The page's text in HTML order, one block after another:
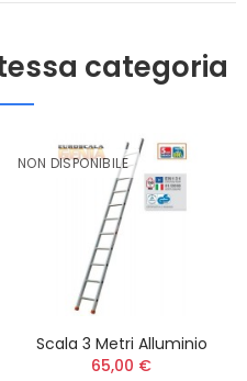
categoria
NON DISPONIBILE
Scala 3 Metri Alluminio
65,00 €